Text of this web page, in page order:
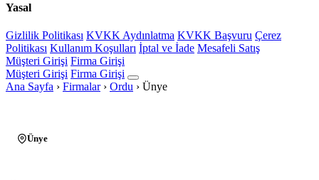
Yasal
Gizlilik Politikası KVKK Aydınlatma KVKK Başvuru Çerez
Politikası Kullanım Koşulları İptal ve İade Mesafeli Satış
Müşteri Girişi Firma Girişi
Müşteri Girişi Firma Girişi
Ana Sayfa › Firmalar › Ordu › Ünye
Ünye